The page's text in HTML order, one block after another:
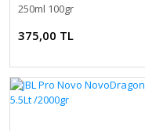
250ml 100gr
375,00 TL